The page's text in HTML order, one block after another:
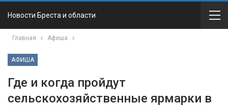
Новости Бреста и области
Главная Афиша
АФИША
Где и когда пройдут
сельскохозяйственные ярмарки в